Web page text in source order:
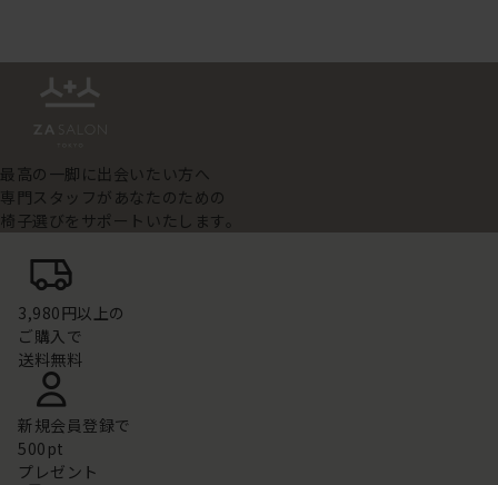
最高の一脚に出会いたい方へ
専門スタッフがあなたのための
椅子選びをサポートいたします。
3,980円以上の
ご購入で
送料無料
新規会員登録で
500pt
プレゼント